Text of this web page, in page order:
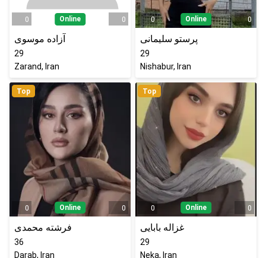
0 Online 0
آزاده موسوی
29
Zarand, Iran
0 Online 0
پرستو سلیمانی
29
Nishabur, Iran
Top
0 Online 0
فرشته محمدی
36
Darab, Iran
Top
0 Online 0
غزاله بابایی
29
Neka, Iran